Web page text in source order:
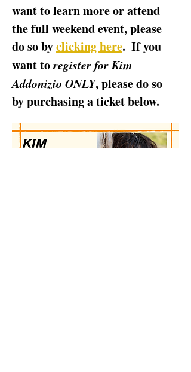
want to learn more or attend
the full weekend event, please
do so by clicking here.  If you
want to register for Kim
Addonizio ONLY, please do so
by purchasing a ticket below.